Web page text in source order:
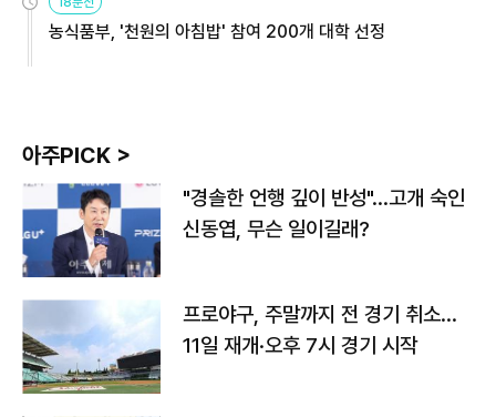
농식품부, '천원의 아침밥' 참여 200개 대학 선정
아주PICK >
"경솔한 언행 깊이 반성"…고개 숙인
신동엽, 무슨 일이길래?
프로야구, 주말까지 전 경기 취소…
11일 재개·오후 7시 경기 시작